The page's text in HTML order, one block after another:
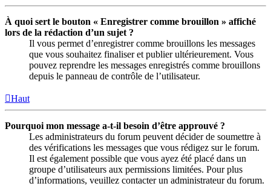
À quoi sert le bouton « Enregistrer comme brouillon » affiché
lors de la rédaction d’un sujet ?
Il vous permet d’enregistrer comme brouillons les messages
que vous souhaitez finaliser et publier ultérieurement. Vous
pouvez reprendre les messages enregistrés comme brouillons
depuis le panneau de contrôle de l’utilisateur.
Haut
Pourquoi mon message a-t-il besoin d’être approuvé ?
Les administrateurs du forum peuvent décider de soumettre à
des vérifications les messages que vous rédigez sur le forum.
Il est également possible que vous ayez été placé dans un
groupe d’utilisateurs aux permissions limitées. Pour plus
d’informations, veuillez contacter un administrateur du forum.